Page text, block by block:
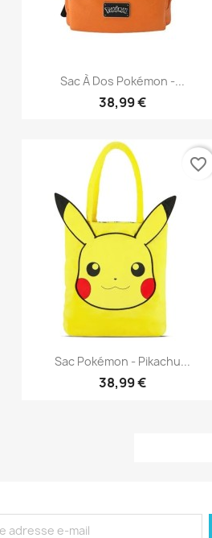
Aperçu rapide
Sac À Dos Pokémon -...
38,99 €
Aperçu rapide
Sac Pokémon - Pikachu...
38,99 €
favorite_border